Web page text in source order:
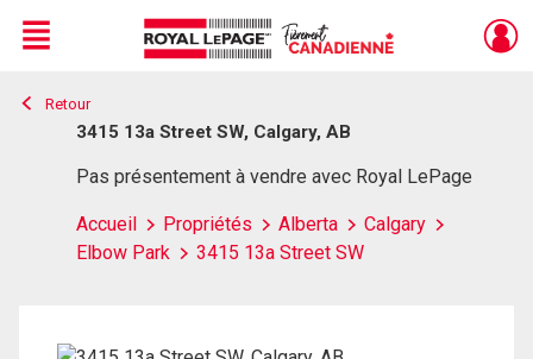
Live
En Direct
Menu
Retour
3415 13a Street SW, Calgary, AB
Pas présentement à vendre avec Royal LePage
Accueil Propriétés Alberta
Calgary
Elbow Park
3415 13a Street SW